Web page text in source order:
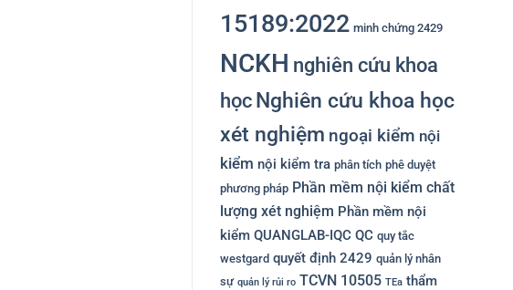
15189:2022 minh chứng 2429
NCKH nghiên cứu khoa
học Nghiên cứu khoa học
xét nghiệm ngoại kiểm nội
kiểm nội kiểm tra phân tích phê duyệt
phương pháp Phần mềm nội kiểm chất
lượng xét nghiệm Phần mềm nội
kiểm QUANGLAB-IQC QC quy tắc
westgard quyết định 2429 quản lý nhân
sự quản lý rủi ro TCVN 10505 TEa thẩm